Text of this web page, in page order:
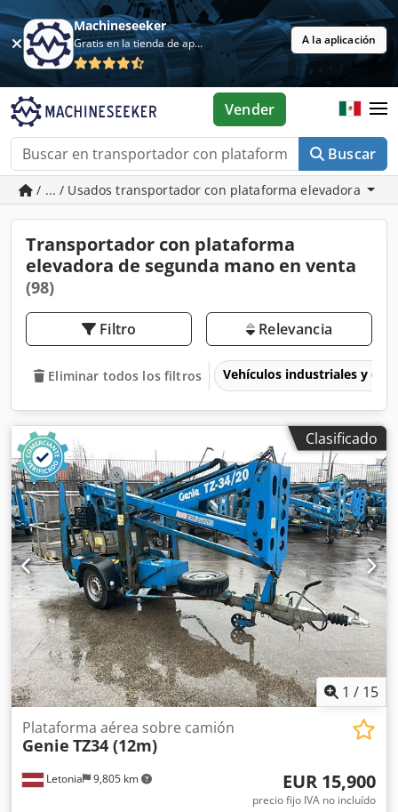
Machineseeker
Gratis en la tienda de aplicaciones A la aplicación
Buscar
Vender
/ ... / Usados transportador con plataforma elevadora
Transportador con plataforma
elevadora de segunda mano en venta
(98)
Filtro Relevancia
Eliminar todos los filtros Vehículos industriales y
Clasificado
1 / 15
Letonia 9,805 km
Plataforma aérea sobre camión
Genie TZ34 (12m)
EUR 15,900
precio fijo IVA no incluído